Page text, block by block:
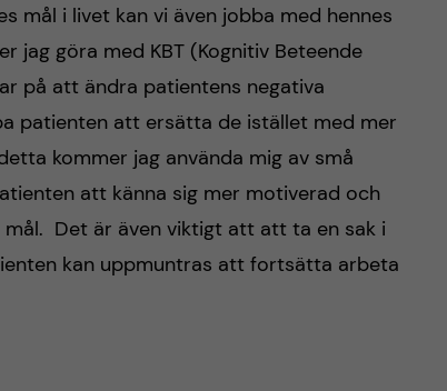
mål i livet kan vi även jobba med hennes
jag göra med KBT (Kognitiv Beteende
på att ändra patientens negativa
patienten att ersätta de istället med mer
kommer jag använda mig av små
att känna sig mer motiverad och
Det är även viktigt att att ta en sak i
kan uppmuntras att fortsätta arbeta